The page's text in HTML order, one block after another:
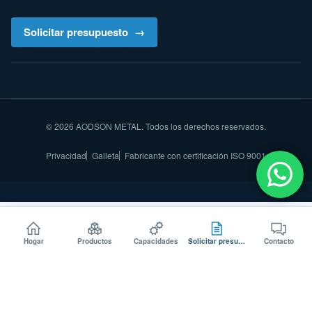
Solicitar presupuesto
© 2026 AODSON METAL. Todos los derechos reservados.
Privacidad Galleta Fabricante con certificación ISO 9001
Hogar Productos Capacidades Solicitar presupuesto Contacto